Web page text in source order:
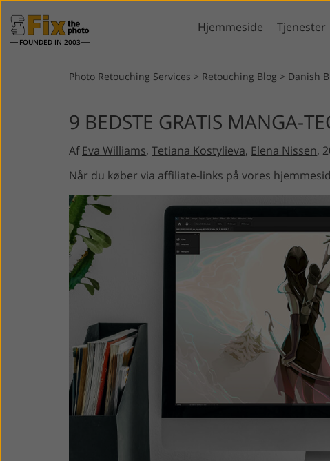
FOUNDED IN 2003
Hjemmeside Tjenester
Redigering af
bryllupsbilleder
AI-genererede
tøj
Produktfotoredigering Fotoredigering
Lightroom
Lightroom-
forudindstillinger
LR Preset Collections
bedste tilbud
Mobile Presets
Photoshop
Photoshop
Photoshop-
Photoshop
samlinger
Photo Retouching Services > Retouching Blog > Danish
9 BEDSTE GRATIS MANGA-
AfEva Williams, Tetiana Kostylieva, Elena Nissen,
Når du køber via affiliate-links på vores